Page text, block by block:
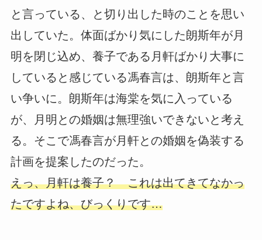
と言っている、と切り出した時のことを思い
出していた。体面ばかり気にした朗斯年が月
明を閉じ込め、養子である月軒ばかり大事に
していると感じている馮春言は、朗斯年と言
い争いに。朗斯年は海棠を気に入っている
が、月明との婚姻は無理強いできないと考え
る。そこで馮春言が月軒との婚姻を偽装する
計画を提案したのだった。
えっ、月軒は養子？ これは出てきてなかっ
たですよね、びっくりです…